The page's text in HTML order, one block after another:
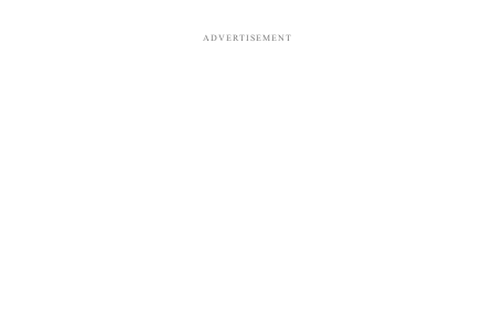
ADVERTISEMENT